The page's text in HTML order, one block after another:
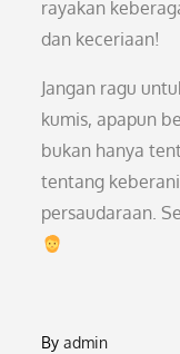
rayakan
dan keceriaan!
Jangan ragu
kumis, apapun
bukan hanya
tentang
persaudaraan.
Byadmin